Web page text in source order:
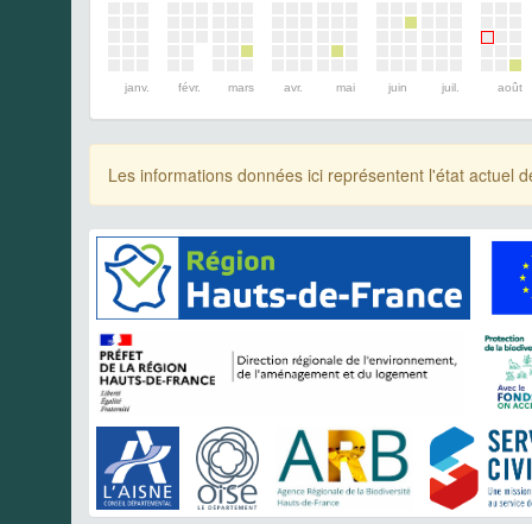
janv. févr. mars avr. mai juin juil. août
Les informations données ici représentent l'état actuel